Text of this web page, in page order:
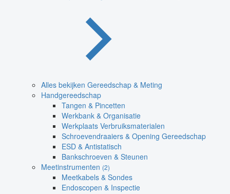
Alles bekijken Gereedschap & Meting
Handgereedschap
Tangen & Pincetten
Werkbank & Organisatie
Werkplaats Verbruiksmaterialen
Schroevendraaiers & Opening Gereedschap
ESD & Antistatisch
Bankschroeven & Steunen
Meetinstrumenten (2)
Meetkabels & Sondes
Endoscopen & Inspectie